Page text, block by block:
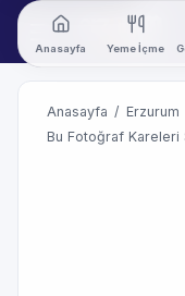
Anasayfa Yeme İçme
Anasayfa / Erzurum
Bu Fotoğraf Kareleri